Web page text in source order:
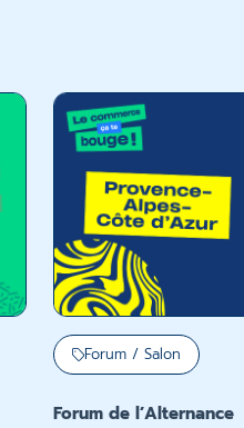
Forum / Salon
Forum de l’Alternance